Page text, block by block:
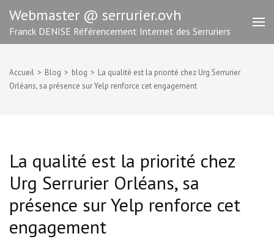
contenu
(Pressez
Webmaster @ serrurier.ovh
Franck DENISE Référencement Internet des Serruriers
Accueil > Blog > blog > La qualité est la priorité chez Urg Serrurier
Orléans, sa présence sur Yelp renforce cet engagement
La qualité est la priorité chez
Urg Serrurier Orléans, sa
présence sur Yelp renforce cet
engagement